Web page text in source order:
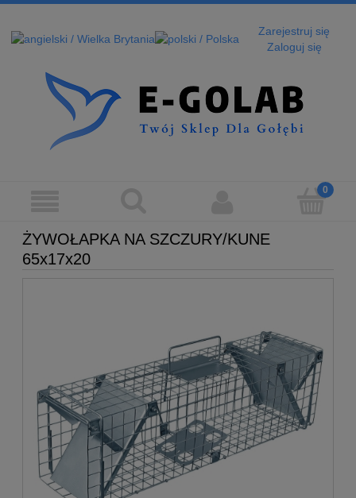
Zarejestruj się
Zaloguj się
ŻYWOŁAPKA NA SZCZURY/KUNE
65x17x20